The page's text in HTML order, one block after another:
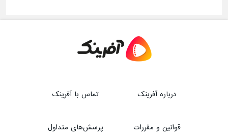
درباره آفرینک تماس با آفرینک
قوانین و مقررات پرسش‌های متداول